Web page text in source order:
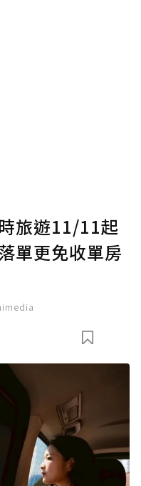
旅遊11/11起
單更免收單房